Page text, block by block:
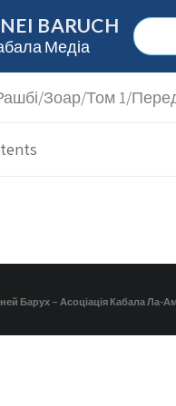
BARUCH
Медіа
Зоар/Том 1/
Барух – Асоціація Кабала Ла-